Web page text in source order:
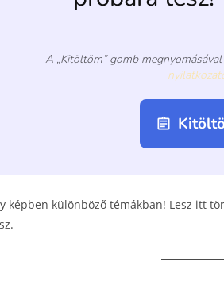
képben különböző témákban! Lesz itt